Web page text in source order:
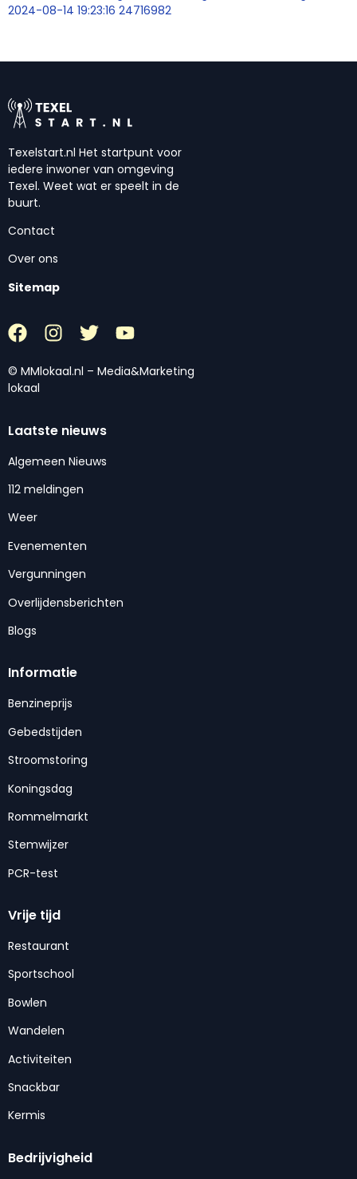
2024-08-14 19:23:16 24716982
Texelstart.nl Het startpunt voor
iedere inwoner van omgeving
Texel. Weet wat er speelt in de
buurt.
Contact
Over ons
Sitemap
© MMlokaal.nl – Media&Marketing
lokaal
Laatste nieuws
Algemeen Nieuws
112 meldingen
Weer
Evenementen
Vergunningen
Overlijdensberichten
Blogs
Informatie
Benzineprijs
Gebedstijden
Stroomstoring
Koningsdag
Rommelmarkt
Stemwijzer
PCR-test
Vrije tijd
Restaurant
Sportschool
Bowlen
Wandelen
Activiteiten
Snackbar
Kermis
Bedrijvigheid